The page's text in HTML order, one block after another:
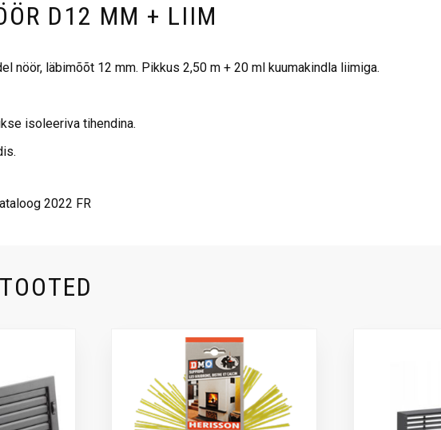
D12 MM + LIIM
nöör, läbimõõt 12 mm. Pikkus 2,50 m + 20 ml kuumakindla liimiga.
isoleeriva tihendina.
2022 FR